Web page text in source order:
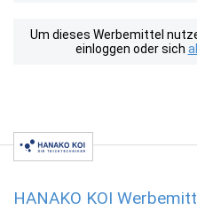
Um dieses Werbemittel
einloggen oder sich
HANAKO KOI